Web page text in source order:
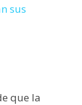
sus
que la